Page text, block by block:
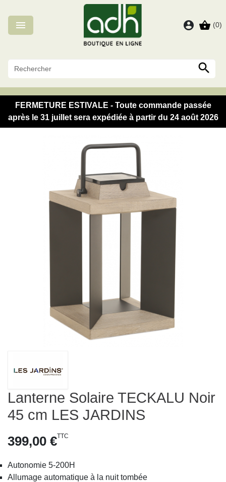
 account_circle shopping_basket (0)

FERMETURE ESTIVALE - Toute commande passée
après le 31 juillet sera expédiée à partir du 24 août 2026
Lanterne Solaire TECKALU Noir
45 cm LES JARDINS
399,00 €TTC
Autonomie 5-200H
Allumage automatique à la nuit tombée
Panneau de gestion des cookies